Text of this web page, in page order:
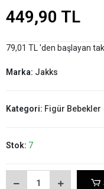
449,90 TL
79,01 TL 'den başlayan
Marka: Jakks
Kategori: Figür Bebekler
Stok: 7